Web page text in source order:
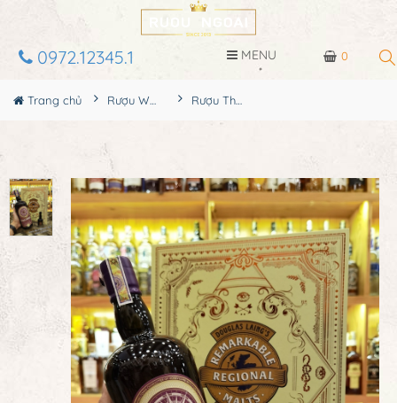
0
0972.12345.1 MENU
Trang chủ Rượu Whisky Rượu The Gauldrons Cask Strength Limited Edition Hộp Quà